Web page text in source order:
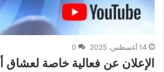
14 أغسطس، 2025 0
الإعلان عن فعالية خاصة لعشاق